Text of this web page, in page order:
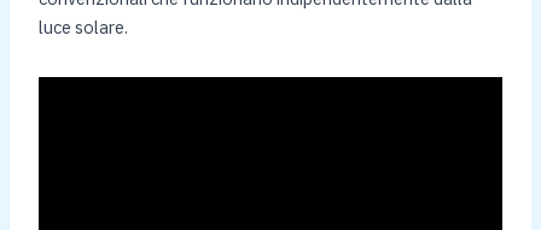
luce solare.